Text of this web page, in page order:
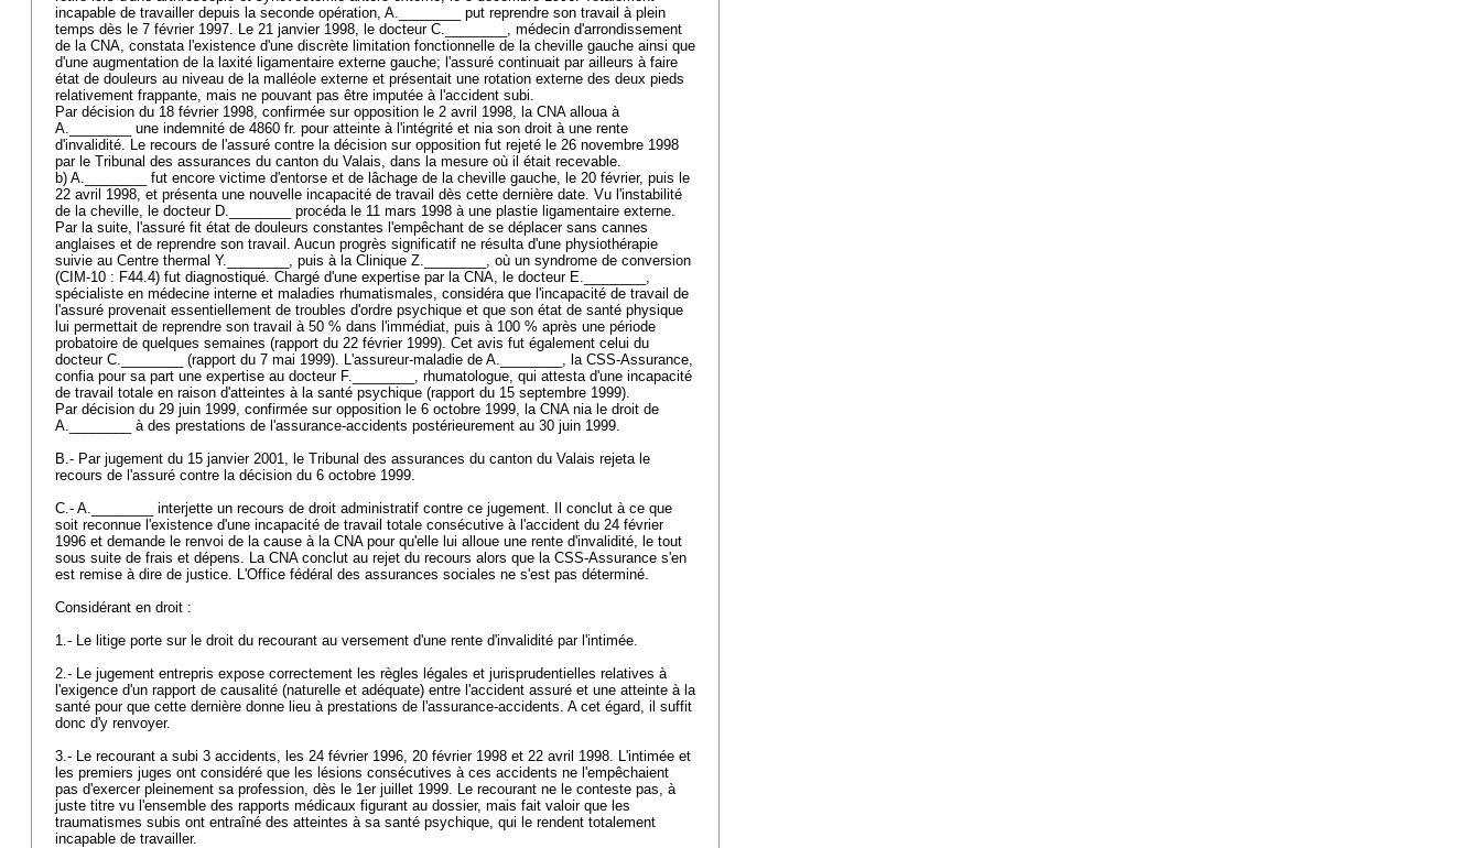
incapable de travailler depuis la seconde opération, A.________ put reprendre son travail à plein
temps dès le 7 février 1997. Le 21 janvier 1998, le docteur C.________, médecin d'arrondissement
de la CNA, constata l'existence d'une discrète limitation fonctionnelle de la cheville gauche ainsi que
d'une augmentation de la laxité ligamentaire externe gauche; l'assuré continuait par ailleurs à faire
état de douleurs au niveau de la malléole externe et présentait une rotation externe des deux pieds
relativement frappante, mais ne pouvant pas être imputée à l'accident subi.
Par décision du 18 février 1998, confirmée sur opposition le 2 avril 1998, la CNA alloua à
A.________ une indemnité de 4860 fr. pour atteinte à l'intégrité et nia son droit à une rente
d'invalidité. Le recours de l'assuré contre la décision sur opposition fut rejeté le 26 novembre 1998
par le Tribunal des assurances du canton du Valais, dans la mesure où il était recevable.
b) A.________ fut encore victime d'entorse et de lâchage de la cheville gauche, le 20 février, puis le
22 avril 1998, et présenta une nouvelle incapacité de travail dès cette dernière date. Vu l'instabilité
de la cheville, le docteur D.________ procéda le 11 mars 1998 à une plastie ligamentaire externe.
Par la suite, l'assuré fit état de douleurs constantes l'empêchant de se déplacer sans cannes
anglaises et de reprendre son travail. Aucun progrès significatif ne résulta d'une physiothérapie
suivie au Centre thermal Y.________, puis à la Clinique Z.________, où un syndrome de conversion
(CIM-10 : F44.4) fut diagnostiqué. Chargé d'une expertise par la CNA, le docteur E.________,
spécialiste en médecine interne et maladies rhumatismales, considéra que l'incapacité de travail de
l'assuré provenait essentiellement de troubles d'ordre psychique et que son état de santé physique
lui permettait de reprendre son travail à 50 % dans l'immédiat, puis à 100 % après une période
probatoire de quelques semaines (rapport du 22 février 1999). Cet avis fut également celui du
docteur C.________ (rapport du 7 mai 1999). L'assureur-maladie de A.________, la CSS-Assurance,
confia pour sa part une expertise au docteur F.________, rhumatologue, qui attesta d'une incapacité
de travail totale en raison d'atteintes à la santé psychique (rapport du 15 septembre 1999).
Par décision du 29 juin 1999, confirmée sur opposition le 6 octobre 1999, la CNA nia le droit de
A.________ à des prestations de l'assurance-accidents postérieurement au 30 juin 1999.
B.- Par jugement du 15 janvier 2001, le Tribunal des assurances du canton du Valais rejeta le
recours de l'assuré contre la décision du 6 octobre 1999.
C.- A.________ interjette un recours de droit administratif contre ce jugement. Il conclut à ce que
soit reconnue l'existence d'une incapacité de travail totale consécutive à l'accident du 24 février
1996 et demande le renvoi de la cause à la CNA pour qu'elle lui alloue une rente d'invalidité, le tout
sous suite de frais et dépens. La CNA conclut au rejet du recours alors que la CSS-Assurance s'en
est remise à dire de justice. L'Office fédéral des assurances sociales ne s'est pas déterminé.
Considérant en droit :
1.- Le litige porte sur le droit du recourant au versement d'une rente d'invalidité par l'intimée.
2.- Le jugement entrepris expose correctement les règles légales et jurisprudentielles relatives à
l'exigence d'un rapport de causalité (naturelle et adéquate) entre l'accident assuré et une atteinte à la
santé pour que cette dernière donne lieu à prestations de l'assurance-accidents. A cet égard, il suffit
donc d'y renvoyer.
3.- Le recourant a subi 3 accidents, les 24 février 1996, 20 février 1998 et 22 avril 1998. L'intimée et
les premiers juges ont considéré que les lésions consécutives à ces accidents ne l'empêchaient
pas d'exercer pleinement sa profession, dès le 1er juillet 1999. Le recourant ne le conteste pas, à
juste titre vu l'ensemble des rapports médicaux figurant au dossier, mais fait valoir que les
traumatismes subis ont entraîné des atteintes à sa santé psychique, qui le rendent totalement
incapable de travailler.